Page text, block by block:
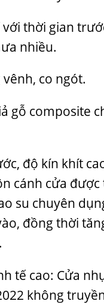
thời gian
nhiều.
co ngót.
gỗ composite
độ kín khít
cánh cửa được
su chuyên
đồng thời
tế cao: Cửa
không